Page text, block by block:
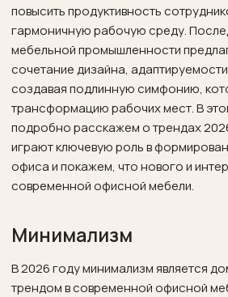
повысить продуктивность
гармоничную рабочую среду.
мебельной промышленности
сочетание дизайна,
создавая подлинную симфонию,
трансформацию рабочих мест. В
подробно расскажем о трендах
играют ключевую роль в
офиса и покажем, что нового и
современной офисной мебели.
Минимализм
В 2026 году минимализм является
трендом в современной офисной